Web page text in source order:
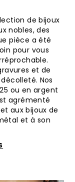
de bijoux
nobles, des
pièce a été
pour vous
et de
Nos
ou en argent
agrémenté
aux bijoux de
et à son